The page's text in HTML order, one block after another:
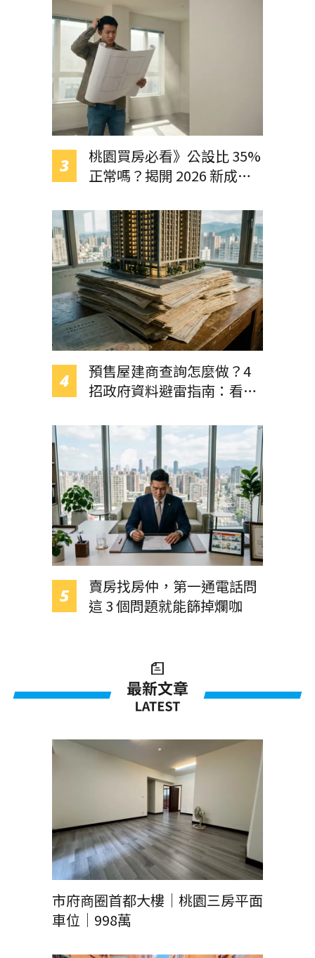
桃園買房必看》公設比 35%
正常嗎？揭開 2026 新成屋
相
預售屋建商查詢怎麼做？4
招政府資料避雷指南：看透
商！
賣房找房仲，第一通電話問
這 3 個問題就能篩掉爛咖
市府商圈首都大樓｜桃園三房平面
車位｜998萬